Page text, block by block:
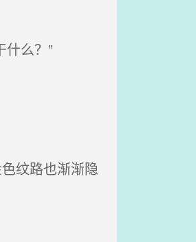
么？”
纹路也渐渐隐